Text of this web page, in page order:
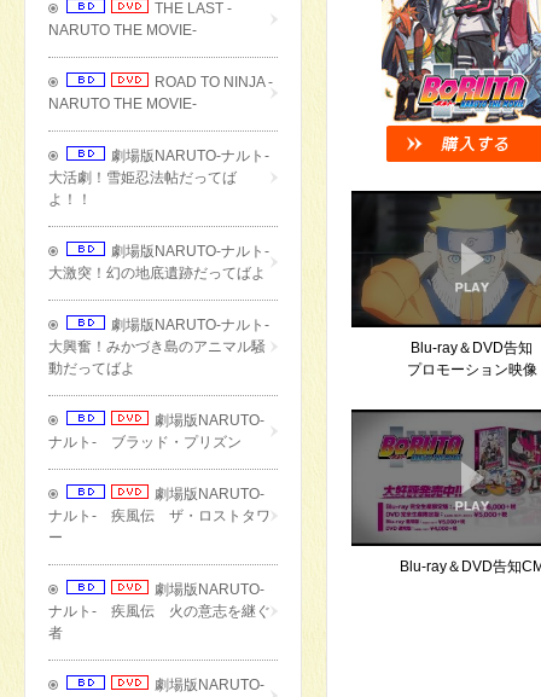
THE LAST -
NARUTO THE MOVIE-
ROAD TO NINJA -
NARUTO THE MOVIE-
劇場版NARUTO-ナルト-
大活劇！雪姫忍法帖だってば
よ！！
劇場版NARUTO-ナルト-
大激突！幻の地底遺跡だってばよ
劇場版NARUTO-ナルト-
大興奮！みかづき島のアニマル騒
動だってばよ
劇場版NARUTO-
ナルト- ブラッド・プリズン
劇場版NARUTO-
ナルト- 疾風伝 ザ・ロストタワ
ー
劇場版NARUTO-
ナルト- 疾風伝 火の意志を継ぐ
者
劇場版NARUTO-
Blu-ray＆DVD告知
プロモーション映像
Blu-ray＆DVD告知